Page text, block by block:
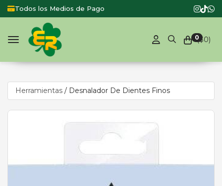
Todos los Medios de Pago
0($0)
Toggle navigation
Herramientas / Desnalador De Dientes Finos